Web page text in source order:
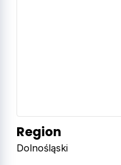
Region
Dolnośląski